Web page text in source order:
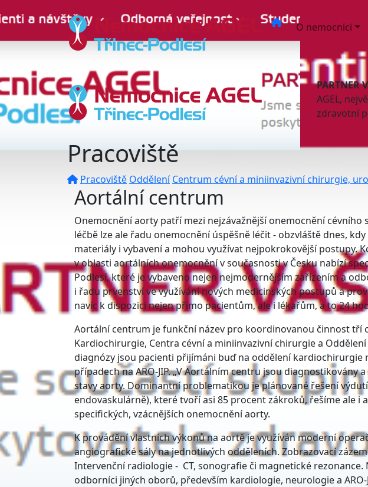
O nemocnici
PARTNER
AGEL,
zdravotní
Pracoviště
Pracoviště Oddělení Centrum cévní a miniinvazivní chirurgie,
Aortální centrum
Onemocnění aorty patří mezi nejzávažnější onemocnění cévního
léčbě lze ale řadu onemocnění úspěšně léčit - obzvláště dnes,
materiály i vybavení a mohou využívat nejpokrokovější postupy.
v oblasti aortálních onemocnění v současnosti v Česku nabízí
Podlesí, které je vybaveno nejen nejmodernějším zařízením a
i řadu prvenství ve využívání nových medicinských postupů a
navíc k dispozici nejen přímo pacientům, ale i lékařům, a to 24
Aortální centrum je funkční název pro koordinovanou činnost tří
Kardiochirurgie, Centra cévní a miniinvazivní chirurgie a
diagnózy jsou pacienti přijímáni buď na oddělení
případech na ARO-JIP. „V Aortálním centru jsou diagnostikovány
stavy aorty. Dominantní problematikou je plánované řešení
endovaskulárně), které tvoří asi 85 procent zákroků, řešíme ale i
specifických, vzácnějších onemocnění aorty.
K provádění vlastních výkonů na aortě je využíván moderní
angiografické sály na jednotlivých odděleních. Zobrazovací
Intervenční radiologie - CT, sonografie či magnetické
odborníci jiných oborů, především kardiologie, neurologie a ARO-